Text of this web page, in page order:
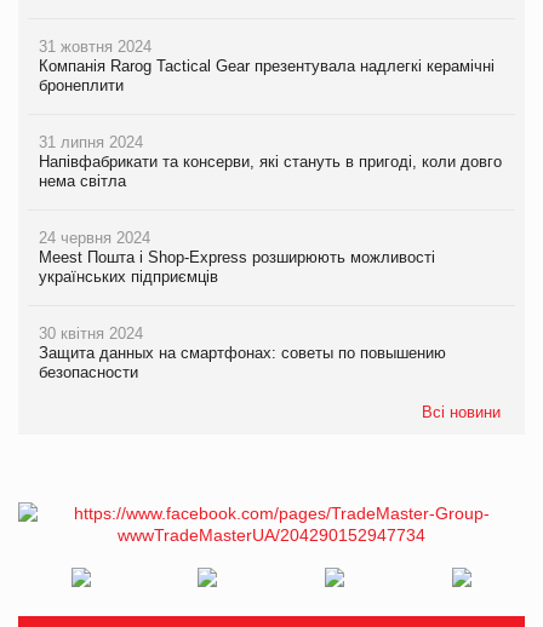
31 жовтня 2024
Компанія Rarog Tactical Gear презентувала надлегкі керамічні
бронеплити
31 липня 2024
Напівфабрикати та консерви, які стануть в пригоді, коли довго
нема світла
24 червня 2024
Meest Пошта і Shop-Express розширюють можливості
українських підприємців
30 квітня 2024
Защита данных на смартфонах: советы по повышению
безопасности
Всі новини